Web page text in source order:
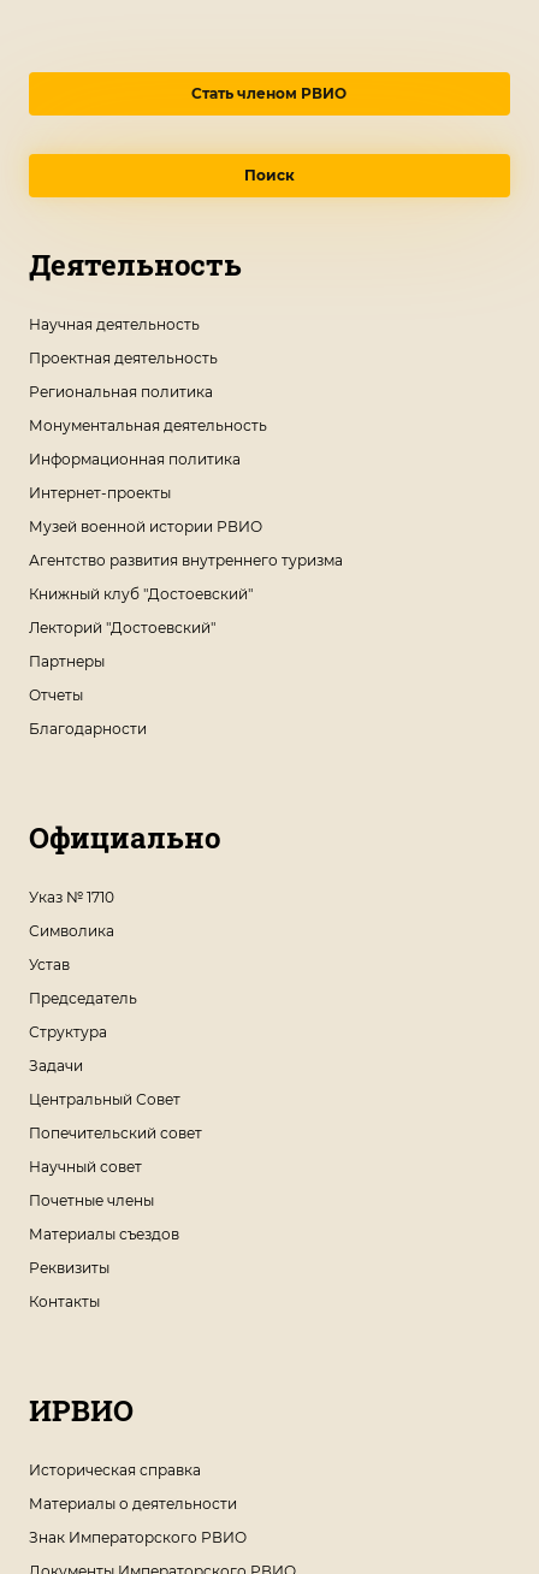
Стать членом РВИО
Поиск
Деятельность
Научная деятельность
Проектная деятельность
Региональная политика
Монументальная деятельность
Информационная политика
Интернет-проекты
Музей военной истории РВИО
Агентство развития внутреннего туризма
Книжный клуб "Достоевский"
Лекторий "Достоевский"
Партнеры
Отчеты
Благодарности
Официально
Указ № 1710
Символика
Устав
Председатель
Структура
Задачи
Центральный Совет
Попечительский совет
Научный совет
Почетные члены
Материалы съездов
Реквизиты
Контакты
ИРВИО
Историческая справка
Материалы о деятельности
Знак Императорского РВИО